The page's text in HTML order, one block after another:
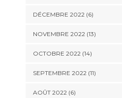
DÉCEMBRE 2022 (6)
NOVEMBRE 2022 (13)
OCTOBRE 2022 (14)
SEPTEMBRE 2022 (11)
AOÛT 2022 (6)